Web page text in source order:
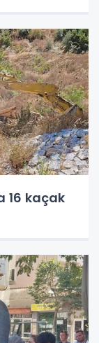
16 kaçak